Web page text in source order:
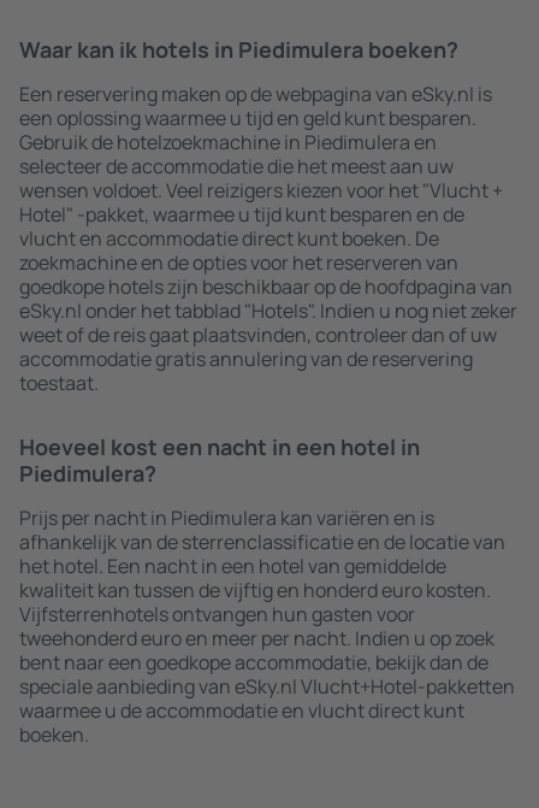
Waar kan ik hotels in Piedimulera boeken?
Een reservering maken op de webpagina van eSky.nl is
een oplossing waarmee u tijd en geld kunt besparen.
Gebruik de hotelzoekmachine in Piedimulera en
selecteer de accommodatie die het meest aan uw
wensen voldoet. Veel reizigers kiezen voor het "Vlucht +
Hotel" -pakket, waarmee u tijd kunt besparen en de
vlucht en accommodatie direct kunt boeken. De
zoekmachine en de opties voor het reserveren van
goedkope hotels zijn beschikbaar op de hoofdpagina van
eSky.nl onder het tabblad "Hotels". Indien u nog niet zeker
weet of de reis gaat plaatsvinden, controleer dan of uw
accommodatie gratis annulering van de reservering
toestaat.
Hoeveel kost een nacht in een hotel in
Piedimulera?
Prijs per nacht in Piedimulera kan variëren en is
afhankelijk van de sterrenclassificatie en de locatie van
het hotel. Een nacht in een hotel van gemiddelde
kwaliteit kan tussen de vijftig en honderd euro kosten.
Vijfsterrenhotels ontvangen hun gasten voor
tweehonderd euro en meer per nacht. Indien u op zoek
bent naar een goedkope accommodatie, bekijk dan de
speciale aanbieding van eSky.nl Vlucht+Hotel-pakketten
waarmee u de accommodatie en vlucht direct kunt
boeken.